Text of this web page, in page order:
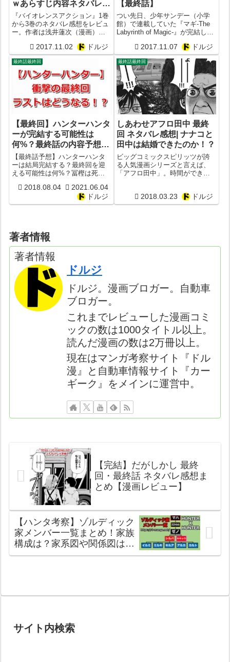
ｗあらすじ内容ネタバレ感
想まとめ！おすすめ度を画
像レビュー【浅井蓮次×沢
田新】
『バイオレンスアクション』1巻
から3巻のネタバレ感想をレビュ
ー。作者は浅井蓮次（漫画）、
らかスピリッツ（ビッグコミッ
クスピリッツ）。出版社は小学
館。ジャンルは少年コミックの
アクション漫画。『バイオレン
スアクション...
2017.11.02 ドルジ
【最終話】
つい先日、少年サンデー（小学
館）で連載していた『マギ-The
Labyrinth of Magic-』が完結しま
号。まさに少年サンデーを代表
するようなおすすめファンタジ
ー漫画でした。それだけに名残
惜しい読者...
2017.11.07 ドルジ
最終話最終回
【最終回】ハンターハンタ
ーが完結する可能性は
何%？最終話の内容予想ま
とめ！ラスト結末は？冨樫
死亡？
【HUNTERxHUNTER】
【最終話予想】ハンターハンタ
ーは結局完結する？最終回を迎
える可能性は何%？冨樫は死
HUNTERxHUNTERマニアが徹底
2018.08.04
2021.06.04
ドルジ
最終話最終回
しあわせアフロ田中 最終
回 ネタバレ感想| ナナコと
田中は結婚できたのか！？
ビッグコミックスピリッツが誇
る人気漫画シリーズと言えば、
「アフロ田中」。時間ができれ
わせアフロ田中』が連載中でし
た。何故過去形なのか？実はこ
2018.03.23 ドルジ
著者情報
著者情報
ドルジ
ドルジ。漫画ブロガー。自動車
ブロガー。
これまでレビューした漫画コミ
ックの数は1000タイトル以上。
読んだ漫画の数は2万冊以上。
現在はマンガ考察サイト『ドル
漫』と自動車情報サイト『カー
ギーク』をメインに運営中。
【完結】だがしかし 最終
回・最終話 ネタバレ感想ま
とめ【漫画レビュー】
【ハンタ考察】ゾルディック
家メンバー一覧まとめ！家族
構成は？家系図や関係図は？
試しの門とは？モデルは？ミ
サイト内検索